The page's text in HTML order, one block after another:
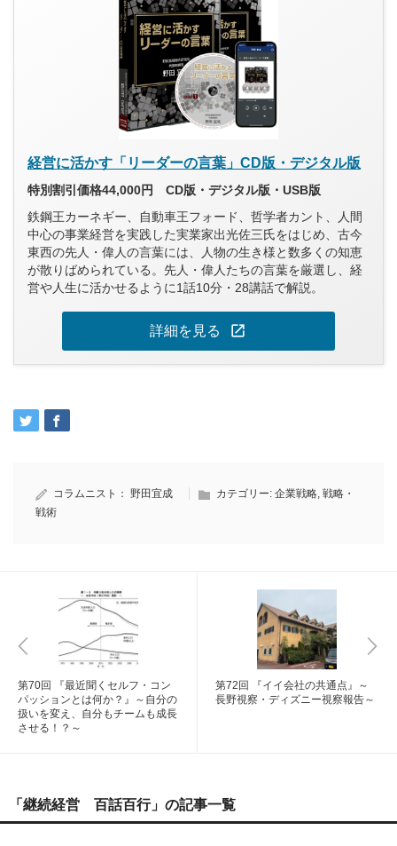
経営に活かす「リーダーの言葉」CD版・デジタル版
特別割引価格44,000円 CD版・デジタル版・USB版
鉄鋼王カーネギー、自動車王フォード、哲学者カント、人間
中心の事業経営を実践した実業家出光佐三氏をはじめ、古今
東西の先人・偉人の言葉には、人物の生き様と数多くの知恵
が散りばめられている。先人・偉人たちの言葉を厳選し、経
営や人生に活かせるように1話10分・28講話で解説。
詳細を見る open_in_new
コラムニスト： 野田宜成 カテゴリー: 企業戦略, 戦略・
戦術
第70回 『最近聞くセルフ・コン
パッションとは何か？』～自分の
扱いを変え、自分もチームも成長
させる！？～
第72回 『イイ会社の共通点』～
長野視察・ディズニー視察報告～
「継続経営 百話百行」の記事一覧